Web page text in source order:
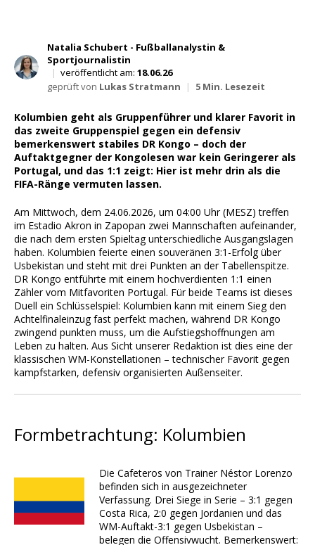
Natalia Schubert - Fußballanalystin &
Sportjournalistin
| veröffentlicht am: 18.06.26
geprüft von Lukas Stratmann | 5 Min. Lesezeit
Kolumbien geht als Gruppenführer und klarer Favorit in
das zweite Gruppenspiel gegen ein defensiv
bemerkenswert stabiles DR Kongo – doch der
Auftaktgegner der Kongolesen war kein Geringerer als
Portugal, und das 1:1 zeigt: Hier ist mehr drin als die
FIFA-Ränge vermuten lassen.
Am Mittwoch, dem 24.06.2026, um 04:00 Uhr (MESZ) treffen
im Estadio Akron in Zapopan zwei Mannschaften aufeinander,
die nach dem ersten Spieltag unterschiedliche Ausgangslagen
haben. Kolumbien feierte einen souveränen 3:1-Erfolg über
Usbekistan und steht mit drei Punkten an der Tabellenspitze.
DR Kongo entführte mit einem hochverdienten 1:1 einen
Zähler vom Mitfavoriten Portugal. Für beide Teams ist dieses
Duell ein Schlüsselspiel: Kolumbien kann mit einem Sieg den
Achtelfinaleinzug fast perfekt machen, während DR Kongo
zwingend punkten muss, um die Aufstiegshoffnungen am
Leben zu halten. Aus Sicht unserer Redaktion ist dies eine der
klassischen WM-Konstellationen – technischer Favorit gegen
kampfstarken, defensiv organisierten Außenseiter.
Formbetrachtung: Kolumbien
Die Cafeteros von Trainer Néstor Lorenzo
befinden sich in ausgezeichneter
Verfassung. Drei Siege in Serie – 3:1 gegen
Costa Rica, 2:0 gegen Jordanien und das
WM-Auftakt-3:1 gegen Usbekistan –
belegen die Offensivwucht. Bemerkenswert: